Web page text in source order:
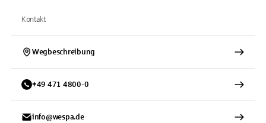
Kontakt
Wegbeschreibung
+49 471 4800-0
info@wespa.de